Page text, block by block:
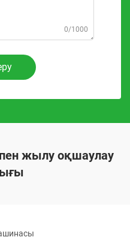
0/1000
жылу оқшаулау